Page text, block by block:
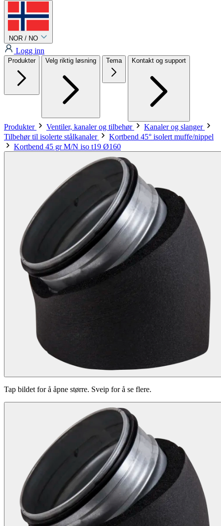
NOR / NO
Logg inn
Produkter Velg riktig løsning Tema Kontakt og support
Produkter Ventiler, kanaler og tilbehør
Kanaler og slanger
Tilbehør til isolerte stålkanaler
Kortbend 45° isolert muffe/nippel
Kortbend 45 gr M/N iso t19 Ø160
Tap bildet for å åpne større. Sveip for å se flere.